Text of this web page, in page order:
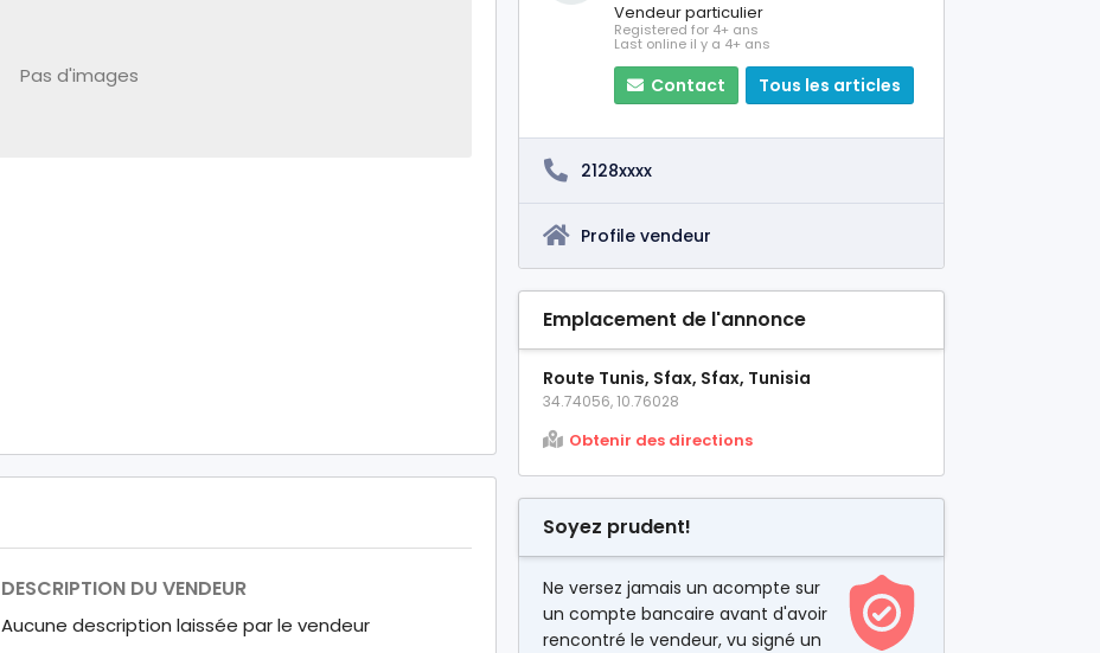
Pas d'images
DESCRIPTION DU VENDEUR
Aucune description laissée par le vendeur
Vendeur particulier
Registered for 4+ ans
Last online il y a 4+ ans
Contact Tous les articles
2128xxxx
Profile vendeur
Emplacement de l'annonce
Route Tunis, Sfax, Sfax, Tunisia
34.74056, 10.76028
Obtenir des directions
Soyez prudent!
Ne versez jamais un acompte sur
un compte bancaire avant d'avoir
rencontré le vendeur, vu signé un